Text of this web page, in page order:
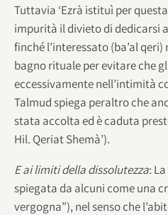
Tuttavia ‘Ezrà istituì per
impurità il divieto di dedicarsi
finché l’interessato (ba’al
bagno rituale per evitare che
eccessivamente nell’intimità
Talmud spiega peraltro che
stata accolta ed è caduta
Hil. Qeriat Shemà’).
E ai limiti della dissolutezza:
spiegata da alcuni come una
vergogna”), nel senso che